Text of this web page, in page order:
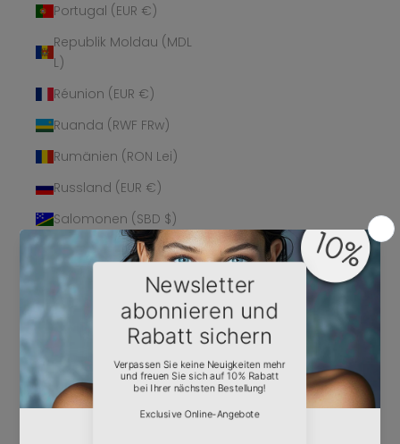
Portugal (EUR €)
Republik Moldau (MDL
L)
Réunion (EUR €)
Ruanda (RWF FRw)
Rumänien (RON Lei)
Russland (EUR €)
Salomonen (SBD $)
Sambia (EUR €)
Samoa (WST T)
San Marino (EUR €)
São Tomé und
Príncipe (STD Db)
Saudi-Arabien (SAR